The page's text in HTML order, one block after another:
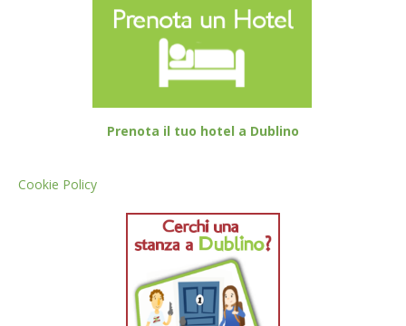
Prenota il tuo hotel a Dublino
Cookie Policy